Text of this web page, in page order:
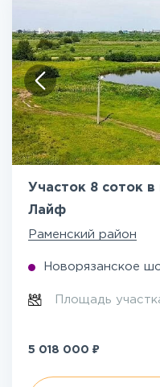
Участок 8 соток
Лайф
Раменский район
Новорязанское
Площадь
5 018 000 ₽